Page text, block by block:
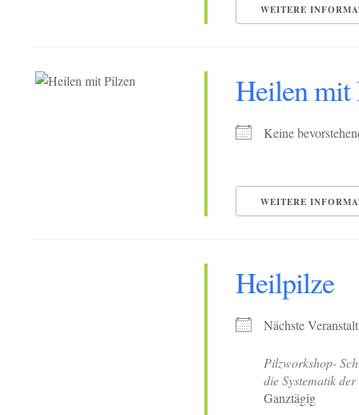
WEITERE
Heilen mit
Keine
WEITERE
Heilpilze
Nächste
Pilzworkshop-
die Systematik
Ganztägig